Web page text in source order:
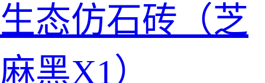
生态仿石砖（芝
麻黑X1）